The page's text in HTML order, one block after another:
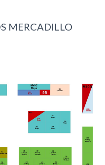
MERCADILLO